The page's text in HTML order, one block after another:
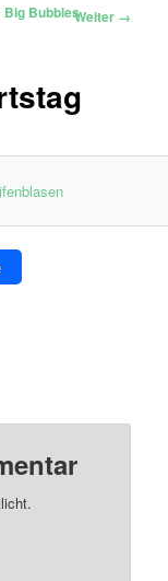
Weiter →
Big Bubbles